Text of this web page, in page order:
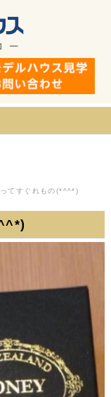
てすぐれもの(*^^*)